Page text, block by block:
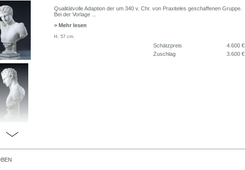
Qualitätvolle Adaption der um 340 v. Chr. von Praxiteles geschaffenen Gruppe.
Bei der Vorlage
> Mehr lesen
H. 57 cm.
Schätzpreis
4.600 €
Zuschlag
3.600 €